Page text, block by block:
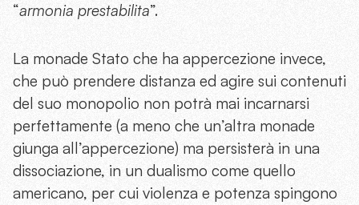
“armonia prestabilita”.
La monade Stato che ha appercezione invece,
che può prendere distanza ed agire sui contenuti
del suo monopolio non potrà mai incarnarsi
perfettamente (a meno che un’altra monade
giunga all’appercezione) ma persisterà in una
dissociazione, in un dualismo come quello
americano, per cui violenza e potenza spingono